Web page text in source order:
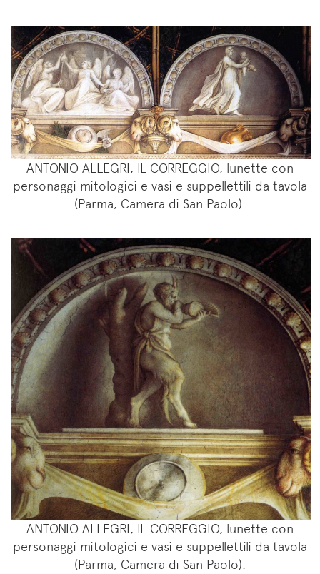
ANTONIO ALLEGRI, IL CORREGGIO, lunette con
personaggi mitologici e vasi e suppellettili da tavola
(Parma, Camera di San Paolo).
ANTONIO ALLEGRI, IL CORREGGIO, lunette con
personaggi mitologici e vasi e suppellettili da tavola
(Parma, Camera di San Paolo).